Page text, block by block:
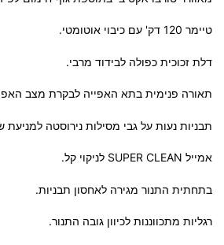
טיימר 120 דק' עם כיבוי אוטומטי.
דלת זכוכית כפולה לבידוד מרבי.
תאורה פנימית בתא האפייה לבקרת מצב
תבניות נעות על גבי מסילות נירוסטה
אמייל SUPER CLEAN לניקוי קל.
בתחתית התנור מגירה לאחסון תבניות.
רגליות מתכווננות לכיוון גובה התנור.